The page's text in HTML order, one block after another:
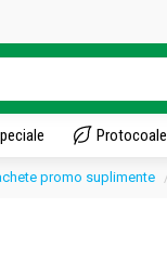
Protocoale
promo suplimente